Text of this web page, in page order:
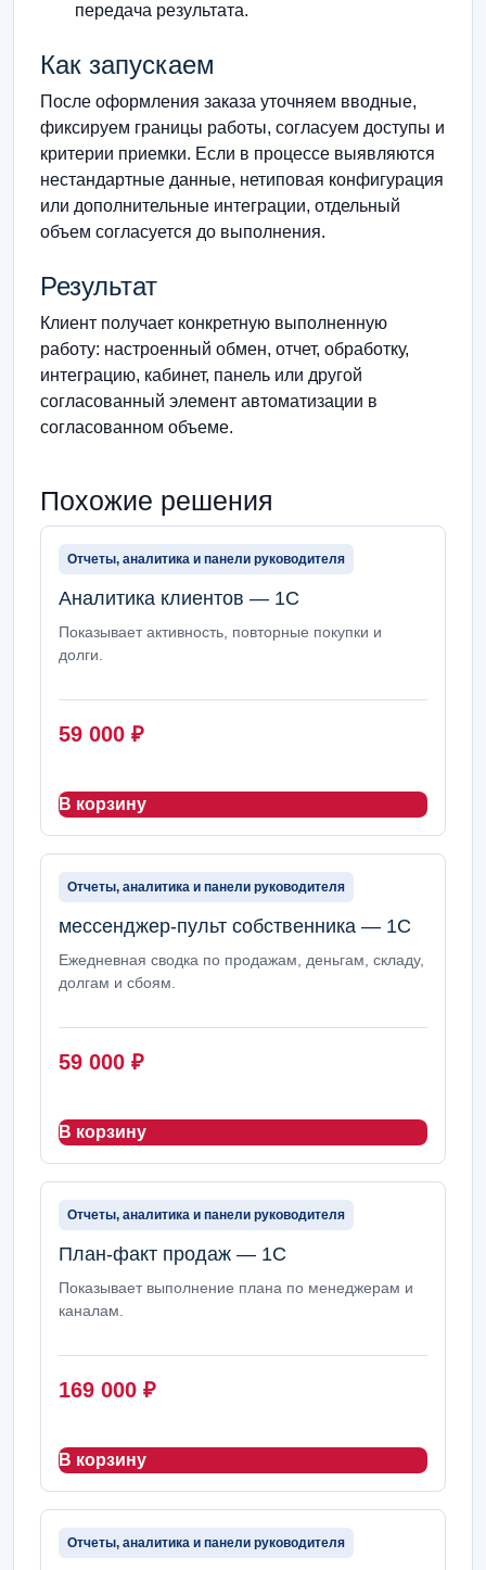
передача результата.
Как запускаем
После оформления заказа уточняем вводные,
фиксируем границы работы, согласуем доступы и
критерии приемки. Если в процессе выявляются
нестандартные данные, нетиповая конфигурация
или дополнительные интеграции, отдельный
объем согласуется до выполнения.
Результат
Клиент получает конкретную выполненную
работу: настроенный обмен, отчет, обработку,
интеграцию, кабинет, панель или другой
согласованный элемент автоматизации в
согласованном объеме.
Похожие решения
Отчеты, аналитика и панели руководителя
Аналитика клиентов — 1С
Показывает активность, повторные покупки и
долги.
59 000 ₽
В корзину
Отчеты, аналитика и панели руководителя
мессенджер-пульт собственника — 1С
Ежедневная сводка по продажам, деньгам, складу,
долгам и сбоям.
59 000 ₽
В корзину
Отчеты, аналитика и панели руководителя
План-факт продаж — 1С
Показывает выполнение плана по менеджерам и
каналам.
169 000 ₽
В корзину
Отчеты, аналитика и панели руководителя